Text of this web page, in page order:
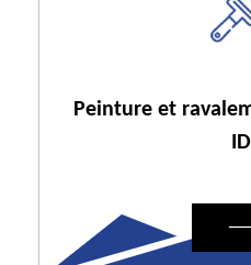
Peinture et